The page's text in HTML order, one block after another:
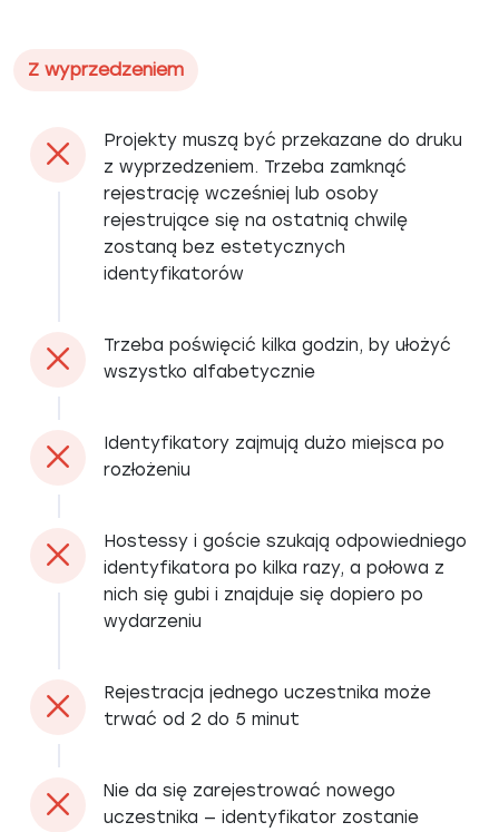
Z wyprzedzeniem
Projekty muszą być przekazane do druku
z wyprzedzeniem. Trzeba zamknąć
rejestrację wcześniej lub osoby
rejestrujące się na ostatnią chwilę
zostaną bez estetycznych
identyfikatorów
Trzeba poświęcić kilka godzin, by ułożyć
wszystko alfabetycznie
Identyfikatory zajmują dużo miejsca po
rozłożeniu
Hostessy i goście szukają odpowiedniego
identyfikatora po kilka razy, a połowa z
nich się gubi i znajduje się dopiero po
wydarzeniu
Rejestracja jednego uczestnika może
trwać od 2 do 5 minut
Nie da się zarejestrować nowego
uczestnika — identyfikator zostanie